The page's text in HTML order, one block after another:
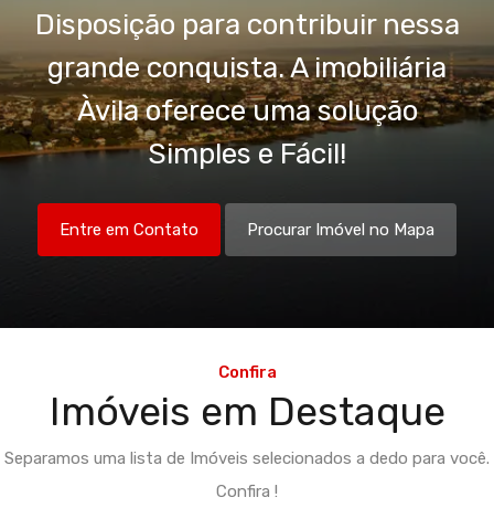
Disposição para contribuir nessa
grande conquista. A imobiliária
Àvila oferece uma solução
Simples e Fácil!
Entre em Contato Procurar Imóvel no Mapa
Confira
Imóveis em Destaque
Separamos uma lista de Imóveis selecionados a dedo para você.
Confira !